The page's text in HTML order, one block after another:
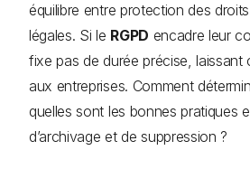
équilibre entre protection des
légales. Si le RGPD encadre leur
fixe pas de durée précise, laissant
aux entreprises. Comment
quelles sont les bonnes pratiques
d’archivage et de suppression ?